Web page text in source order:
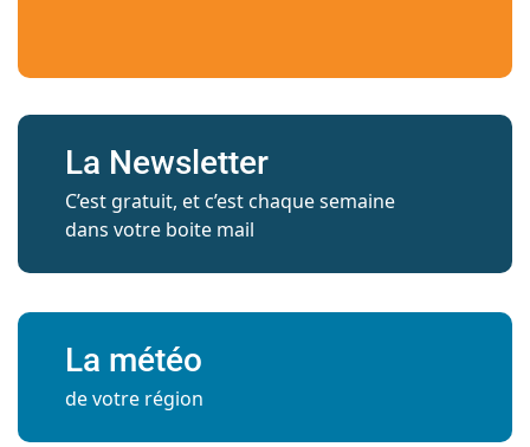
La Newsletter
C’est gratuit, et c’est chaque semaine
dans votre boite mail
La météo
de votre région